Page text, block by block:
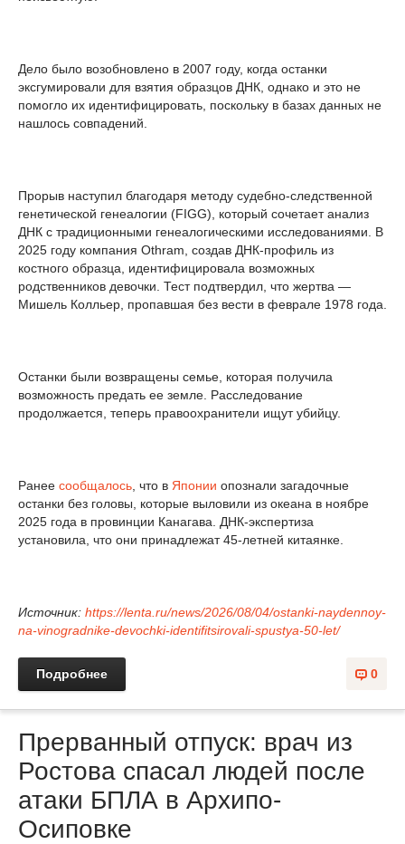
Дело было возобновлено в 2007 году, когда останки
эксгумировали для взятия образцов ДНК, однако и это не
помогло их идентифицировать, поскольку в базах данных не
нашлось совпадений.
Прорыв наступил благодаря методу судебно-следственной
генетической генеалогии (FIGG), который сочетает анализ
ДНК с традиционными генеалогическими исследованиями. В
2025 году компания Othram, создав ДНК-профиль из
костного образца, идентифицировала возможных
родственников девочки. Тест подтвердил, что жертва —
Мишель Колльер, пропавшая без вести в феврале 1978 года.
Останки были возвращены семье, которая получила
возможность предать ее земле. Расследование
продолжается, теперь правоохранители ищут убийцу.
Ранее сообщалось , что в Японии опознали загадочные
останки без головы, которые выловили из океана в ноябре
2025 года в провинции Канагава. ДНК-экспертиза
установила, что они принадлежат 45-летней китаянке.
Источник: https://lenta.ru/news/2026/08/04/ostanki-naydennoy-
na-vinogradnike-devochki-identifitsirovali-spustya-50-let/
0
Подробнее
Прерванный отпуск: врач из
Ростова спасал людей после
атаки БПЛА в Архипо-
Осиповке